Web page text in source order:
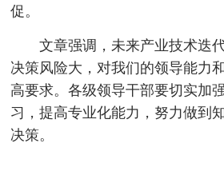
促。
文章强调，未来产业技术迭
决策风险大，对我们的领导能力
高要求。各级领导干部要切实加
习，提高专业化能力，努力做到
决策。